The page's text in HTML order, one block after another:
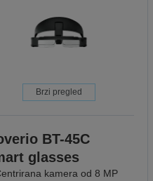
Brzi pregled
BT-45C
glasses
kamera od 8 MP